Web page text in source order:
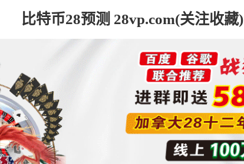
比特币28预测 28vp.com(关注收藏)